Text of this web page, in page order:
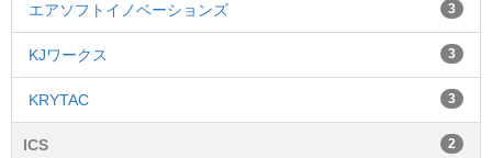
エアソフトイノベーションズ 3
KJワークス 3
KRYTAC 3
ICS 2